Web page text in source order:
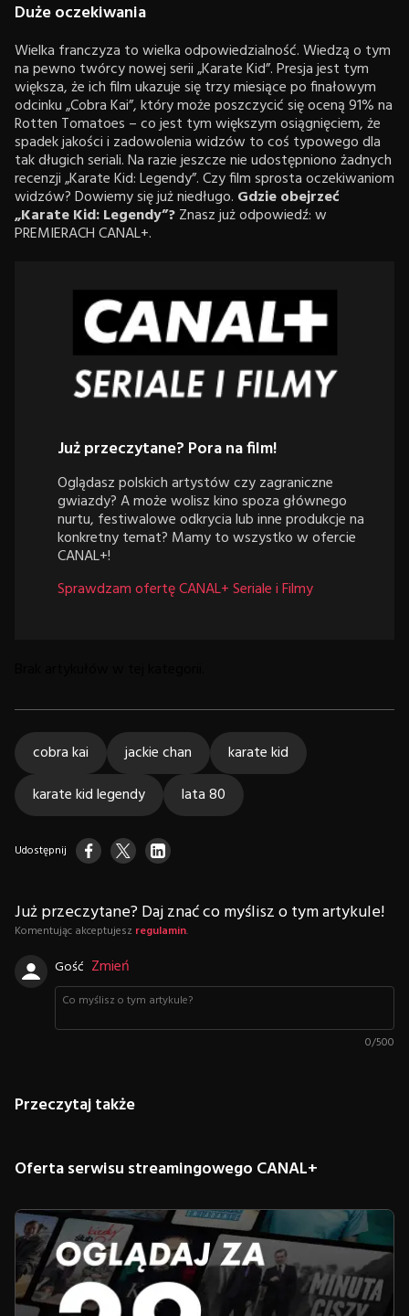
Duże oczekiwania
Wielka franczyza to wielka odpowiedzialność. Wiedzą o tym
na pewno twórcy nowej serii „Karate Kid”. Presja jest tym
większa, że ich film ukazuje się trzy miesiące po finałowym
odcinku „Cobra Kai”, który może poszczycić się oceną 91% na
Rotten Tomatoes – co jest tym większym osiągnięciem, że
spadek jakości i zadowolenia widzów to coś typowego dla
tak długich seriali. Na razie jeszcze nie udostępniono żadnych
recenzji „Karate Kid: Legendy”. Czy film sprosta oczekiwaniom
widzów? Dowiemy się już niedługo. Gdzie obejrzeć
„Karate Kid: Legendy”?Znasz już odpowiedź: w
PREMIERACH CANAL+.
Już przeczytane? Pora na film!
Oglądasz polskich artystów czy zagraniczne
gwiazdy? A może wolisz kino spoza głównego
nurtu, festiwalowe odkrycia lub inne produkcje na
konkretny temat? Mamy to wszystko w ofercie
CANAL+!
Sprawdzam ofertę CANAL+ Seriale i Filmy
cobra kai jackie chan
karate kid
karate kid legendy
lata 80
Udostępnij
Już przeczytane? Daj znać co myślisz o tym artykule!
Komentując akceptujesz regulamin.
Gość Zmień
0/500
Przeczytaj także
Oferta serwisu streamingowego CANAL+